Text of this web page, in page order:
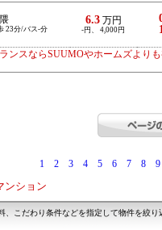
23分/バス-分
6.3万円
-円、 4,000円
ンスならSUUMOやホームズより
1 2 3 4 5 6 7 8 9
ンション
、こだわり条件などを指定して物件を絞り